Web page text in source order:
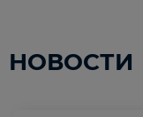
НОВОСТИ